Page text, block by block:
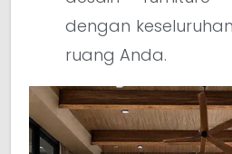
dengan
ruang Anda.